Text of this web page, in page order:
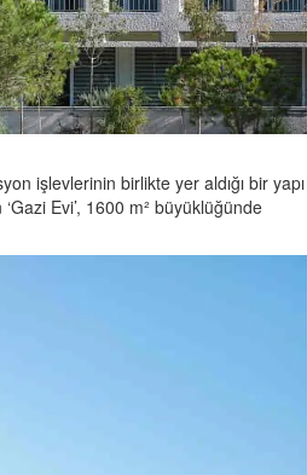
işlevlerinin birlikte yer aldığı bir yapı
Evi’, 1600 m² büyüklüğünde